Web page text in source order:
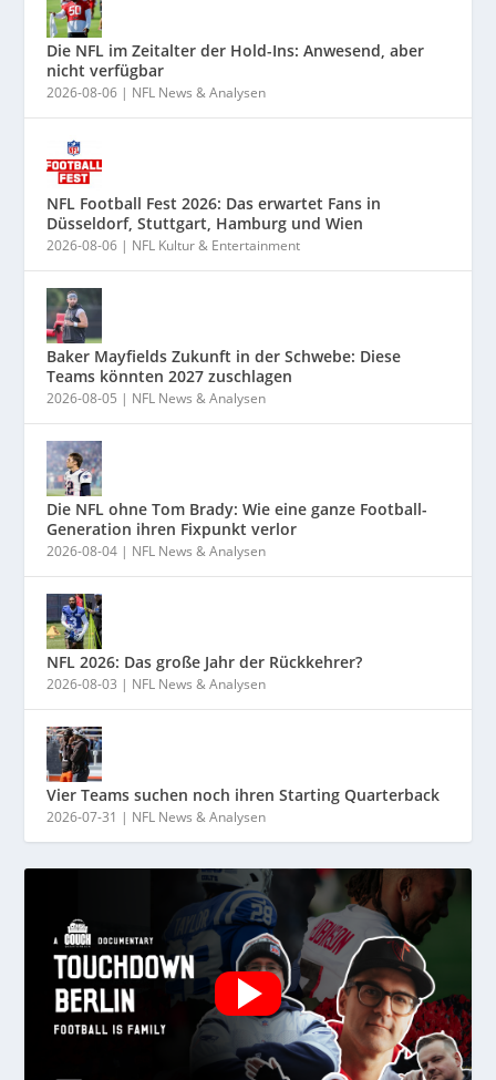
Die NFL im Zeitalter der Hold-Ins: Anwesend, aber
nicht verfügbar
2026-08-06 | NFL News & Analysen
NFL Football Fest 2026: Das erwartet Fans in
Düsseldorf, Stuttgart, Hamburg und Wien
2026-08-06 | NFL Kultur & Entertainment
Baker Mayfields Zukunft in der Schwebe: Diese
Teams könnten 2027 zuschlagen
2026-08-05 | NFL News & Analysen
Die NFL ohne Tom Brady: Wie eine ganze Football-
Generation ihren Fixpunkt verlor
2026-08-04 | NFL News & Analysen
NFL 2026: Das große Jahr der Rückkehrer?
2026-08-03 | NFL News & Analysen
Vier Teams suchen noch ihren Starting Quarterback
2026-07-31 | NFL News & Analysen